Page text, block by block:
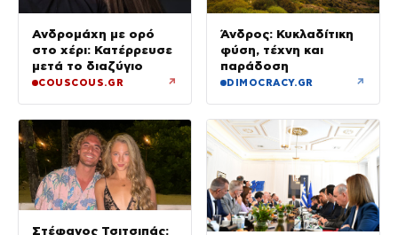
Ανδρομάχη με ορό
στο χέρι: Κατέρρευσε
μετά το διαζύγιο
COUSCOUS.GR ↗
Άνδρος: Κυκλαδίτικη
φύση, τέχνη και
παράδοση
DIMOCRACY.GR ↗
Στέφανος Τσιτσιπάς: